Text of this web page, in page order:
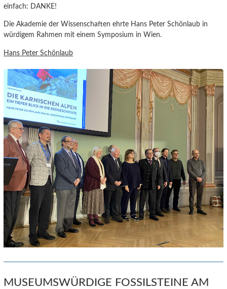
einfach: DANKE!
Die Akademie der Wissenschaften ehrte Hans Peter Schönlaub in
würdigem Rahmen mit einem Symposium in Wien.
Hans Peter Schönlaub
MUSEUMSWÜRDIGE FOSSILSTEINE AM